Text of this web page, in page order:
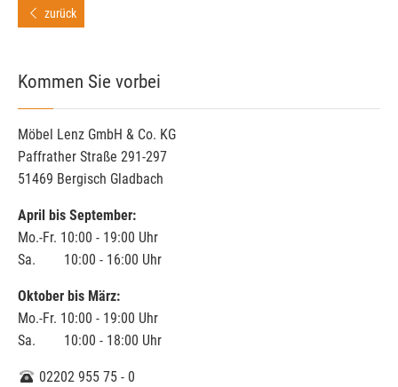
zurück
Kommen Sie vorbei
Möbel Lenz GmbH & Co. KG
Paffrather Straße 291-297
51469 Bergisch Gladbach
April bis September:
Mo.-Fr. 10:00 - 19:00 Uhr
Sa. 10:00 - 16:00 Uhr
Oktober bis März:
Mo.-Fr. 10:00 - 19:00 Uhr
Sa. 10:00 - 18:00 Uhr
02202 955 75 - 0